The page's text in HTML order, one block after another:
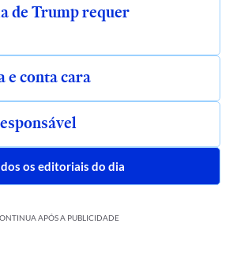
de Trump requer
e conta cara
os editoriais do dia
APÓS A PUBLICIDADE